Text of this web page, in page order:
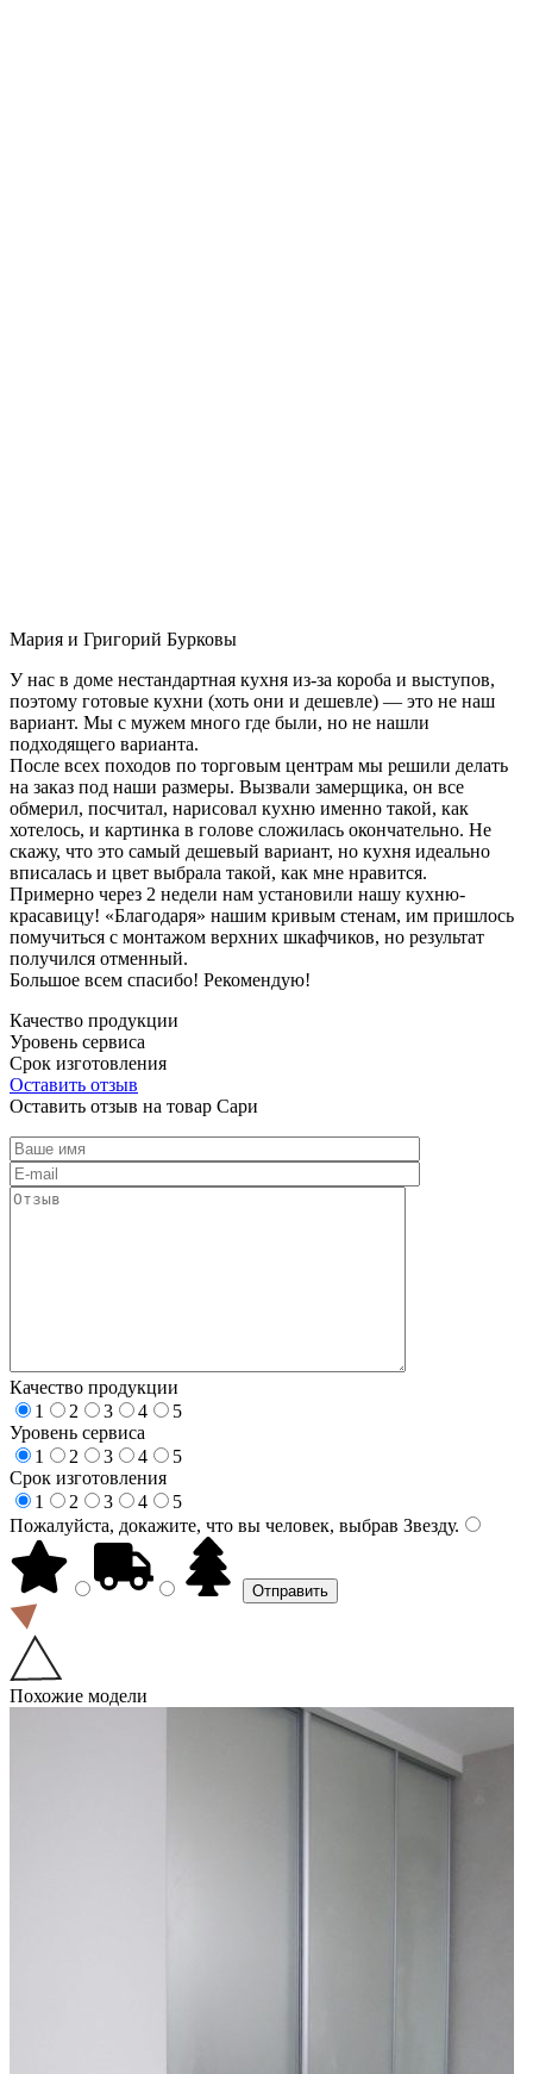
Мария и Григорий Бурковы
У нас в доме нестандартная кухня из-за короба и выступов,
поэтому готовые кухни (хоть они и дешевле) — это не наш
вариант. Мы с мужем много где были, но не нашли
подходящего варианта.
После всех походов по торговым центрам мы решили делать
на заказ под наши размеры. Вызвали замерщика, он все
обмерил, посчитал, нарисовал кухню именно такой, как
хотелось, и картинка в голове сложилась окончательно. Не
скажу, что это самый дешевый вариант, но кухня идеально
вписалась и цвет выбрала такой, как мне нравится.
Примерно через 2 недели нам установили нашу кухню-
красавицу! «Благодаря» нашим кривым стенам, им пришлось
помучиться с монтажом верхних шкафчиков, но результат
получился отменный.
Большое всем спасибо! Рекомендую!
Качество продукции
Уровень сервиса
Срок изготовления
Оставить отзыв
Оставить отзыв на товар Сари
Качество продукции
1
2 3 4
5
Уровень сервиса
1
2 3 4
5
Срок изготовления
1
2 3 4
5
Пожалуйста, докажите, что вы человек, выбрав Звезду.
Похожие модели